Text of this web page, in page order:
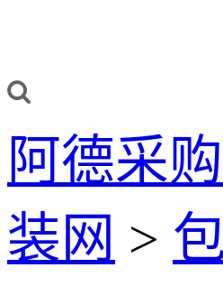
阿德采
装网 >